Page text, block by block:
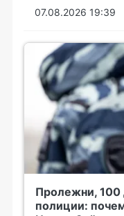
07.08.2026 19:39
Пролежни, 100
полиции: